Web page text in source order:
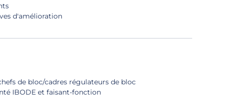
d'amélioration
de bloc/cadres régulateurs de bloc
IBODE et faisant-fonction